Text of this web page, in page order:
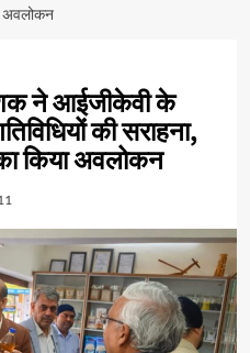
अवलोकन
ने आईजीकेवी के
की सराहना,
किया अवलोकन